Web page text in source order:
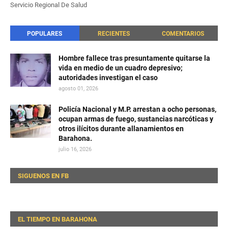
Servicio Regional De Salud
POPULARES RECIENTES COMENTARIOS
Hombre fallece tras presuntamente quitarse la
vida en medio de un cuadro depresivo;
autoridades investigan el caso
agosto 01, 2026
Policía Nacional y M.P. arrestan a ocho personas,
ocupan armas de fuego, sustancias narcóticas y
otros ilícitos durante allanamientos en
Barahona.
julio 16, 2026
SIGUENOS EN FB
EL TIEMPO EN BARAHONA